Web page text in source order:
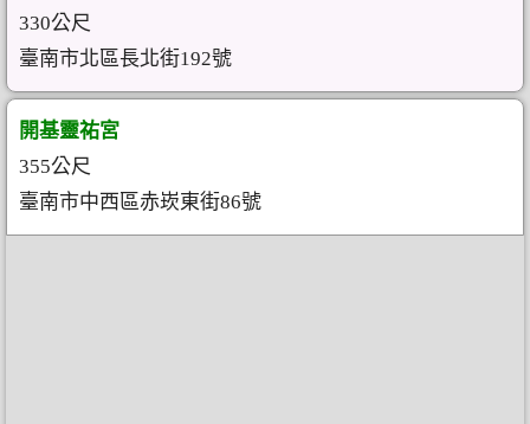
330公尺
臺南市北區長北街192號
開基靈祐宮
355公尺
臺南市中西區赤崁東街86號